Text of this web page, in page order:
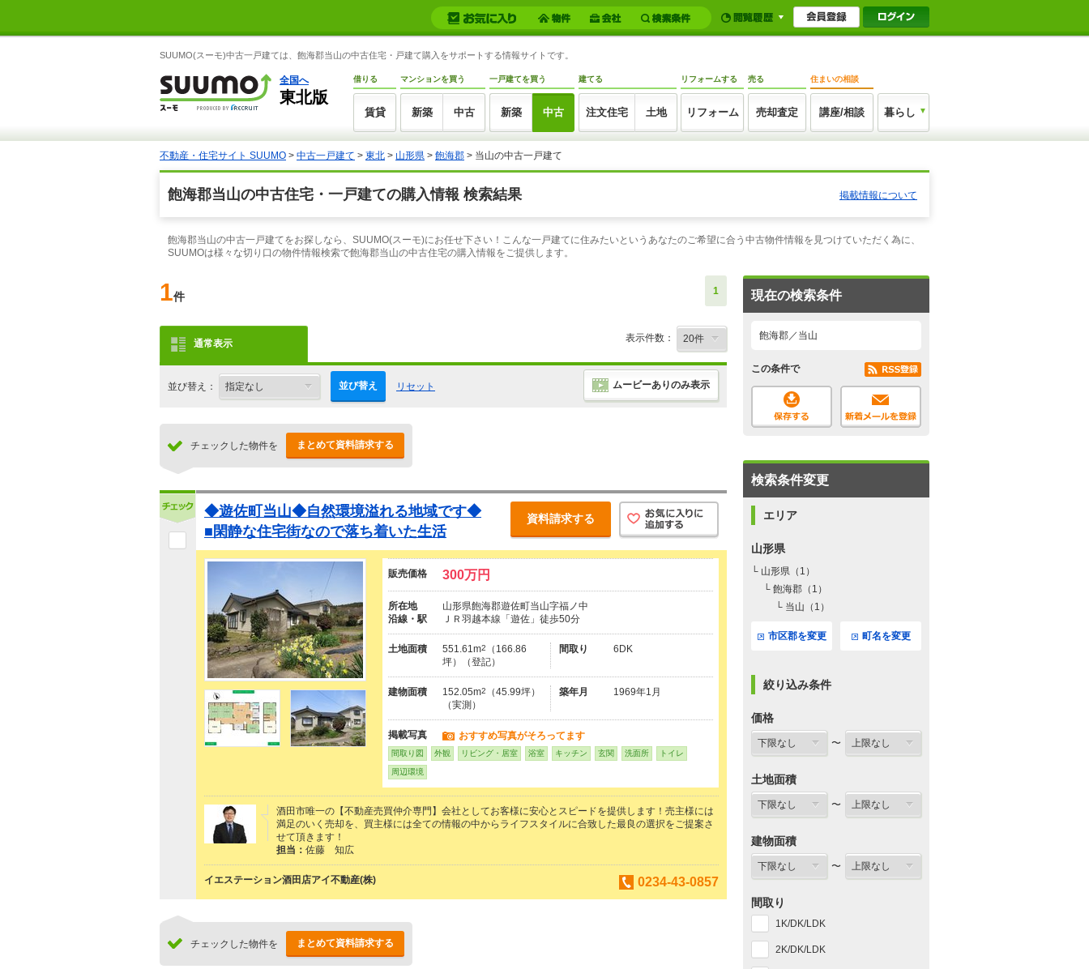
SUUMO(スーモ)中古一戸建ては、飽海郡当山の中古住宅・戸建て購入をサポートする情報サイトです。
全国へ
東北版
借りる
賃貸
マンションを買う
新築 中古
一戸建てを買う
新築 中古
建てる
注文住宅 土地
リフォームする
リフォーム
売る
売却査定
住まいの相談
講座/相談 暮らし
不動産・住宅サイト SUUMO > 中古一戸建て > 東北 > 山形県 > 飽海郡 > 当山の中古一戸建て
飽海郡当山の中古住宅・一戸建ての購入情報 検索結果 掲載情報について
飽海郡当山の中古一戸建てをお探しなら、SUUMO(スーモ)にお任せ下さい！こんな一戸建てに住みたいというあなたのご希望に合う中古物件情報を見つけていただく為に、
SUUMOは様々な切り口の物件情報検索で飽海郡当山の中古住宅の購入情報をご提供します。
1件 1
通常表示 表示件数：
並び替え： 並び替え リセット ムービーありのみ表示
チェックした物件を まとめて資料請求する
◆遊佐町当山◆自然環境溢れる地域です◆
■閑静な住宅街なので落ち着いた生活
資料請求する
販売価格 300万円
所在地
山形県飽海郡遊佐町当山字福ノ中
沿線・駅
ＪＲ羽越本線「遊佐」徒歩50分
土地面積 551.61m2
（166.86
坪）（登記）
間取り 6DK
建物面積 152.05m2
（45.99坪）
（実測）
築年月 1969年1月
掲載写真 おすすめ写真がそろってます
間取り図 外観 リビング・居室 浴室 キッチン 玄関 洗面所 トイレ
周辺環境
酒田市唯一の【不動産売買仲介専門】会社としてお客様に安心とスピードを提供します！売主様には
満足のいく売却を、買主様には全ての情報の中からライフスタイルに合致した最良の選択をご提案さ
せて頂きます！
担当： 佐藤 知広
イエステーション酒田店アイ不動産(株) 0234-43-0857
チェックした物件を まとめて資料請求する
現在の検索条件
飽海郡／当山
この条件で
検索条件変更
エリア
山形県
└ 山形県（1）
└ 飽海郡（1）
└ 当山（1）
市区郡を変更 町名を変更
絞り込み条件
価格
〜
土地面積
〜
建物面積
〜
間取り
1K/DK/LDK
2K/DK/LDK